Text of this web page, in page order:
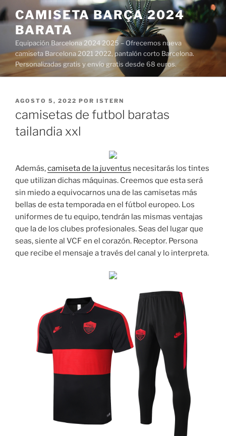
Saltar
al
contenido
CAMISETA BARÇA 2024
BARATA
Equipación Barcelona 2024 2025 – Ofrecemos nueva
camiseta Barcelona 2021 2022, pantalón corto Barcelona.
Personalizadas gratis y envío gratis desde 68 euros.
PUBLICADO
AGOSTO 5, 2022 POR ISTERN
camisetas de futbol baratas
tailandia xxl
Además,camiseta de la juventus necesitarás los tintes
que utilizan dichas máquinas. Creemos que esta será
sin miedo a equivocarnos una de las camisetas más
bellas de esta temporada en el fútbol europeo. Los
uniformes de tu equipo, tendrán las mismas ventajas
que la de los clubes profesionales. Seas del lugar que
seas, siente al VCF en el corazón. Receptor. Persona
que recibe el mensaje a través del canal y lo interpreta.